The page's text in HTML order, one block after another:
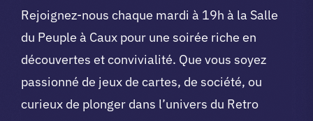
Rejoignez-nous chaque mardi à 19h à la Salle
du Peuple à Caux pour une soirée riche en
découvertes et convivialité. Que vous soyez
passionné de jeux de cartes, de société, ou
curieux de plonger dans l’univers du Retro